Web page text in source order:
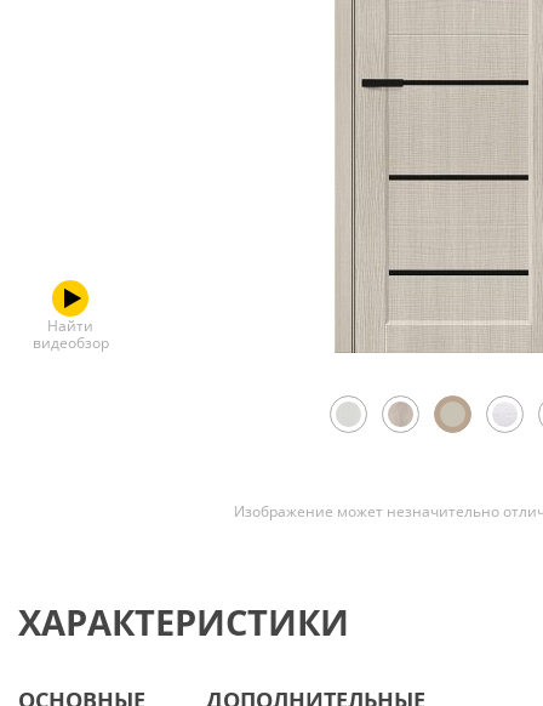
Найти
видеобзор
Изображение может незначительно
ХАРАКТЕРИСТИКИ